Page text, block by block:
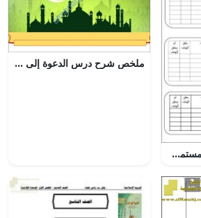
تقويم مشاركة الطلاب المستمرة اليومية (الامتحانات) الثاني
ملخص شرح درس الدعوة إلى الإسلام سراً (تربية اسلامية) الخامس